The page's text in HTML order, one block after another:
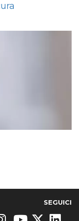
SEGUICI